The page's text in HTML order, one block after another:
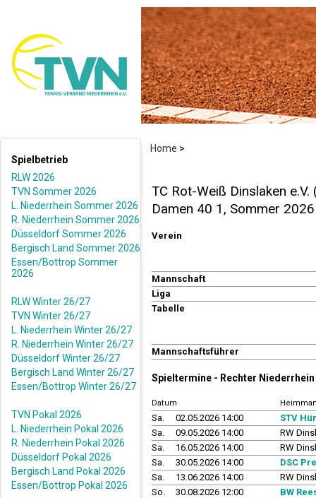
Home >
Spielbetrieb
RLW 2026
TVN Sommer 2026
L. Niederrhein Sommer 2026
R. Niederrhein Sommer 2026
Düsseldorf Sommer 2026
Bergisch Land Sommer 2026
Essen/Bottrop Sommer
2026
RLW Winter 26/27
TVN Winter 26/27
L. Niederrhein Winter 26/27
R. Niederrhein Winter 26/27
Düsseldorf Winter 26/27
Bergisch Land Winter 26/27
Essen/Bottrop Winter 26/27
TVN Pokal 2026
L. Niederrhein Pokal 2026
R. Niederrhein Pokal 2026
Düsseldorf Pokal 2026
Bergisch Land Pokal 2026
Essen/Bottrop Pokal 2026
TC Rot-Weiß Dinslaken
Damen 40 1, Sommer 2026
Verein
Mannschaft
Liga
Tabelle
Mannschaftsführer
Spieltermine - Rechter
Datum
Sa. 02.05.2026 14:00
STV
Sa.
09.05.2026 14:00
RW
Sa.
16.05.2026 14:00
RW
Sa.
30.05.2026 14:00
DSC
Sa.
13.06.2026 14:00
RW
So.
30.08.2026 12:00
BW